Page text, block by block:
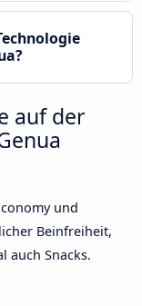
auf der
und
Beinfreiheit,
auch Snacks.